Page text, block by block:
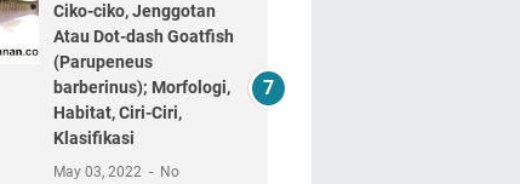
Ciko-ciko, Jenggotan
Atau Dot-dash Goatfish
(Parupeneus
barberinus); Morfologi,
Habitat, Ciri-Ciri,
Klasifikasi
May 03, 2022
No